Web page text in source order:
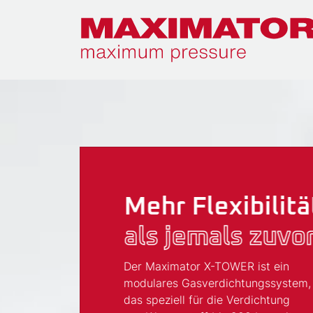
Mit
die
Maximum
Mehr
als jemals
Der Maximator X-TOWER ist ein
modulares Gasverdichtungssystem,
das speziell für die Verdichtung
WEIL MAN GROSSE
ZIELE
AM BESTEN IM TEAM
ERREICHT